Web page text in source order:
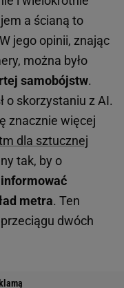
a ścianą to
jego opinii, znając
można było
samobójstw.
o skorzystaniu z AI.
znacznie więcej
dla sztucznej
tak, by o
informować
metra. Ten
dwóch